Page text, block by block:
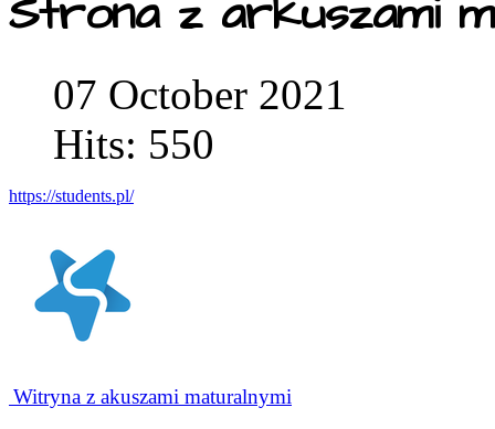
Strona z arkuszami
07 October 2021
Hits: 550
https://students.pl/
Witryna z akuszami maturalnymi